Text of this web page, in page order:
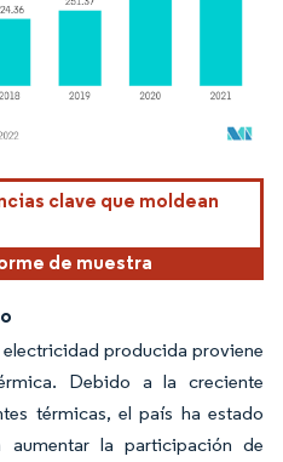
atribución según CC BY 4.0.
clave que moldean
de muestra
electricidad producida proviene
Debido a la creciente
térmicas, el país ha estado
aumentar la participación de